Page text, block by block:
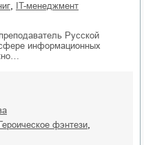
IT-менеджмент
Русской
информационных
героическое фэнтези